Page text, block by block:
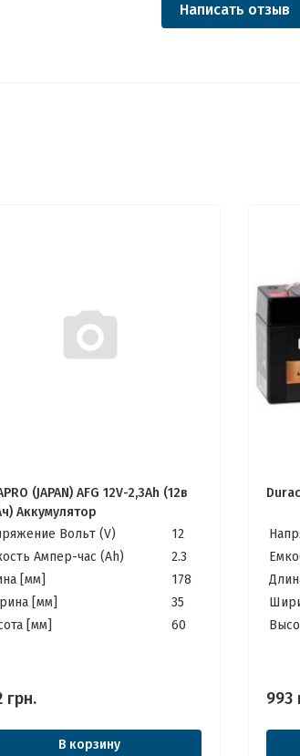
Написать отзыв
(JAPAN) AFG 12V-2,3Ah (12в
Аккумулятор
Вольт (V)
12
Ампер-час (Ah)
2.3
[мм]
178
[мм]
35
[мм]
60
грн.
В корзину
993